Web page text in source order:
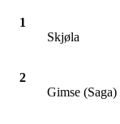
1
Skjøla
2
Gimse (Saga)